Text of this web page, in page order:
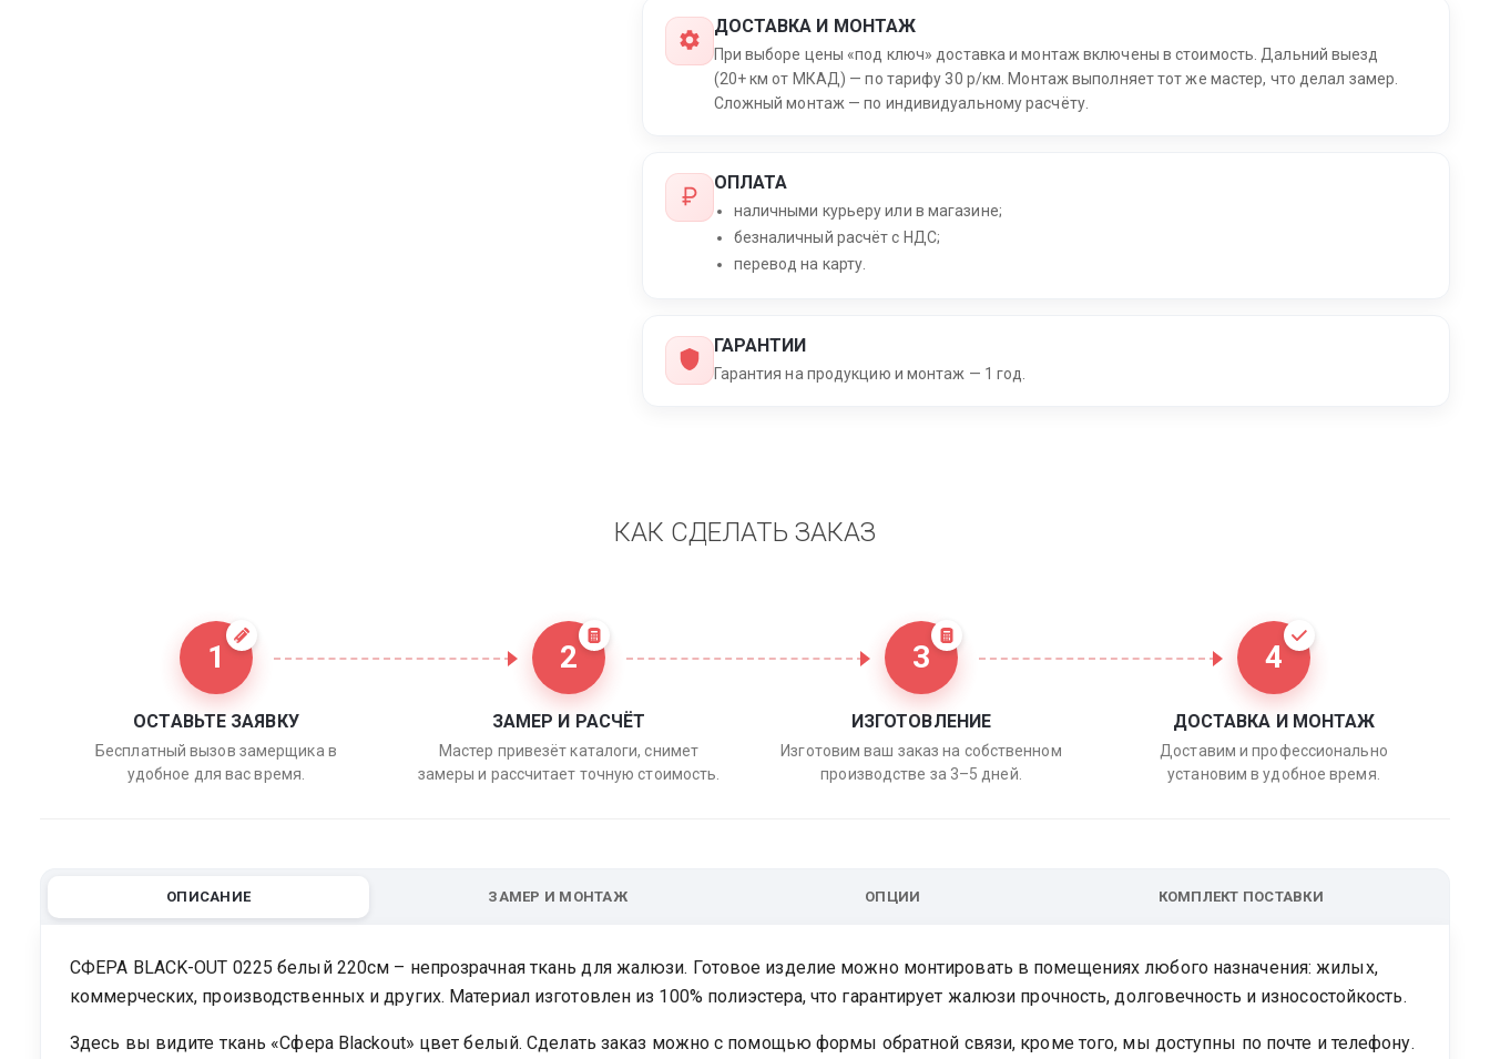
ДОСТАВКА И МОНТАЖ
При выборе цены «под ключ» доставка и монтаж включены в стоимость. Дальний выезд
(20+ км от МКАД) — по тарифу 30 р/км. Монтаж выполняет тот же мастер, что делал замер.
Сложный монтаж — по индивидуальному расчёту.
ОПЛАТА
наличными курьеру или в магазине;
безналичный расчёт с НДС;
перевод на карту.
ГАРАНТИИ
Гарантия на продукцию и монтаж — 1 год.
КАК СДЕЛАТЬ ЗАКАЗ
1
ОСТАВЬТЕ ЗАЯВКУ
Бесплатный вызов замерщика в
удобное для вас время.
2
ЗАМЕР И РАСЧЁТ
Мастер привезёт каталоги, снимет
замеры и рассчитает точную стоимость.
3
ИЗГОТОВЛЕНИЕ
Изготовим ваш заказ на собственном
производстве за 3–5 дней.
4
ДОСТАВКА И МОНТАЖ
Доставим и профессионально
установим в удобное время.
ОПИСАНИЕ ЗАМЕР И МОНТАЖ ОПЦИИ КОМПЛЕКТ ПОСТАВКИ
СФЕРА BLACK-OUT 0225 белый 220см – непрозрачная ткань для жалюзи. Готовое изделие можно монтировать в помещениях любого назначения: жилых,
коммерческих, производственных и других. Материал изготовлен из 100% полиэстера, что гарантирует жалюзи прочность, долговечность и износостойкость.
Здесь вы видите ткань «Сфера Blackout» цвет белый. Сделать заказ можно с помощью формы обратной связи, кроме того, мы доступны по почте и телефону.